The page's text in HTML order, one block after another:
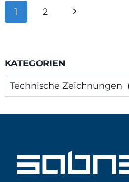
Seitennavigation
1 2
Nächste
KATEGORIEN
Kategorien